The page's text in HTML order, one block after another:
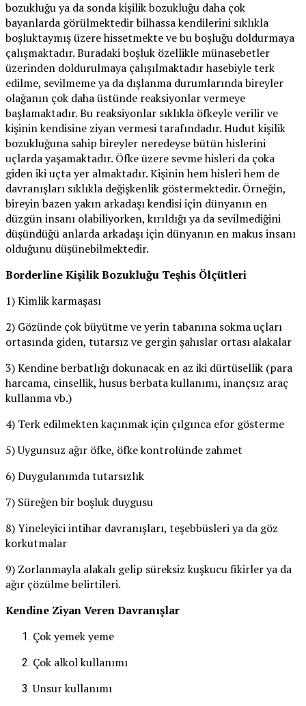
bozukluğu ya da sonda kişilik bozukluğu daha çok
bayanlarda görülmektedir bilhassa kendilerini sıklıkla
boşluktaymış üzere hissetmekte ve bu boşluğu doldurmaya
çalışmaktadır. Buradaki boşluk özellikle münasebetler
üzerinden doldurulmaya çalışılmaktadır hasebiyle terk
edilme, sevilmeme ya da dışlanma durumlarında bireyler
olağanın çok daha üstünde reaksiyonlar vermeye
başlamaktadır. Bu reaksiyonlar sıklıkla öfkeyle verilir ve
kişinin kendisine ziyan vermesi tarafındadır. Hudut kişilik
bozukluğuna sahip bireyler neredeyse bütün hislerini
uçlarda yaşamaktadır. Öfke üzere sevme hisleri da çoka
giden iki uçta yer almaktadır. Kişinin hem hisleri hem de
davranışları sıklıkla değişkenlik göstermektedir. Örneğin,
bireyin bazen yakın arkadaşı kendisi için dünyanın en
düzgün insanı olabiliyorken, kırıldığı ya da sevilmediğini
düşündüğü anlarda arkadaşı için dünyanın en makus insanı
olduğunu düşünebilmektedir.
Borderline Kişilik Bozukluğu Teşhis Ölçütleri
1) Kimlik karmaşası
2) Gözünde çok büyütme ve yerin tabanına sokma uçları
ortasında giden, tutarsız ve gergin şahıslar ortası alakalar
3) Kendine berbatlığı dokunacak en az iki dürtüsellik (para
harcama, cinsellik, husus berbata kullanımı, inançsız araç
kullanma vb.)
4) Terk edilmekten kaçınmak için çılgınca efor gösterme
5) Uygunsuz ağır öfke, öfke kontrolünde zahmet
6) Duygulanımda tutarsızlık
7) Süreğen bir boşluk duygusu
8) Yineleyici intihar davranışları, teşebbüsleri ya da göz
korkutmalar
9) Zorlanmayla alakalı gelip süreksiz kuşkucu fikirler ya da
ağır çözülme belirtileri.
Kendine Ziyan Veren Davranışlar
Çok yemek yeme
Çok alkol kullanımı
Unsur kullanımı